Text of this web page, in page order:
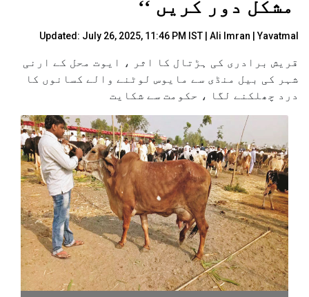
مشکل دور کریں ‘‘
Updated: July 26, 2025, 11:46 PM IST | Ali Imran | Yavatmal
قریش برادری کی ہڑتال کا اثر ، ایوت محل کے ارنی
شہر کی بیل منڈی سے مایوس لوٹنے والے کسانوں کا
درد چھلکنے لگا ، حکومت سے شکایت